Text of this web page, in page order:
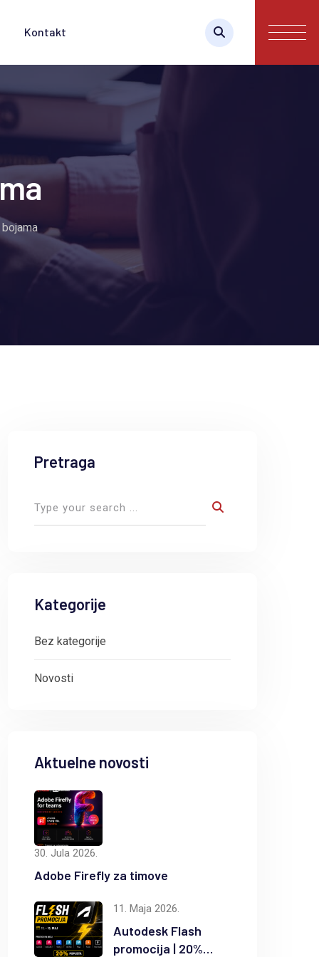
Kontakt
8. Maja 2026.
Pretraga
Kategorije
Bez kategorije
Novosti
Aktuelne novosti
30. Jula 2026.
Adobe Firefly za timove
11. Maja 2026.
Autodesk Flash
promocija | 20%